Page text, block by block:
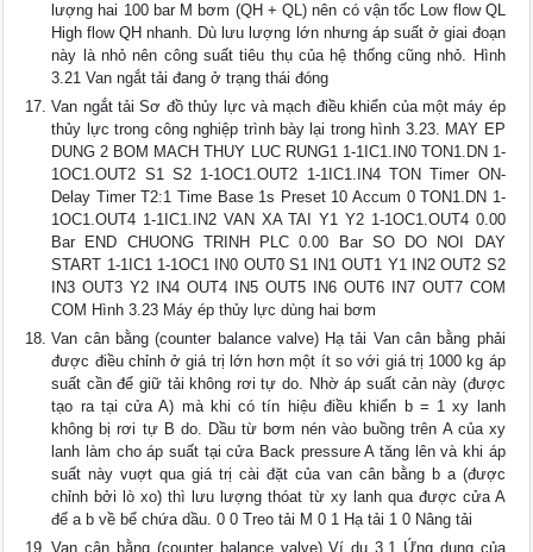
lượng hai 100 bar M bơm (QH + QL) nên có vận tốc Low flow QL
High flow QH nhanh. Dù lưu lượng lớn nhưng áp suất ở giai đoạn
này là nhỏ nên công suất tiêu thụ của hệ thống cũng nhỏ. Hình
3.21 Van ngắt tải đang ở trạng thái đóng
Van ngắt tải Sơ đồ thủy lực và mạch điều khiển của một máy ép
thủy lực trong công nghiệp trình bày lại trong hình 3.23. MAY EP
DUNG 2 BOM MACH THUY LUC RUNG1 1-1IC1.IN0 TON1.DN 1-
1OC1.OUT2 S1 S2 1-1OC1.OUT2 1-1IC1.IN4 TON Timer ON-
Delay Timer T2:1 Time Base 1s Preset 10 Accum 0 TON1.DN 1-
1OC1.OUT4 1-1IC1.IN2 VAN XA TAI Y1 Y2 1-1OC1.OUT4 0.00
Bar END CHUONG TRINH PLC 0.00 Bar SO DO NOI DAY
START 1-1IC1 1-1OC1 IN0 OUT0 S1 IN1 OUT1 Y1 IN2 OUT2 S2
IN3 OUT3 Y2 IN4 OUT4 IN5 OUT5 IN6 OUT6 IN7 OUT7 COM
COM Hình 3.23 Máy ép thủy lực dùng hai bơm
Van cân bằng (counter balance valve) Hạ tải Van cân bằng phải
được điều chỉnh ở giá trị lớn hơn một ít so với giá trị 1000 kg áp
suất cần để giữ tải không rơi tự do. Nhờ áp suất cản này (được
tạo ra tại cửa A) mà khi có tín hiệu điều khiển b = 1 xy lanh
không bị rơi tự B do. Dầu từ bơm nén vào buồng trên A của xy
lanh làm cho áp suất tại cửa Back pressure A tăng lên và khi áp
suất này vuợt qua giá trị cài đặt của van cân bằng b a (được
chỉnh bởi lò xo) thì lưu lượng thóat từ xy lanh qua được cửa A
để a b về bể chứa dầu. 0 0 Treo tải M 0 1 Hạ tải 1 0 Nâng tải
Van cân bằng (counter balance valve) Ví dụ 3.1 Ứng dụng của